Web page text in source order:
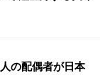
の配偶者が日本